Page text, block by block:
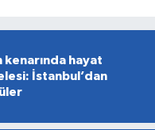
kenarında hayat
İstanbul’dan